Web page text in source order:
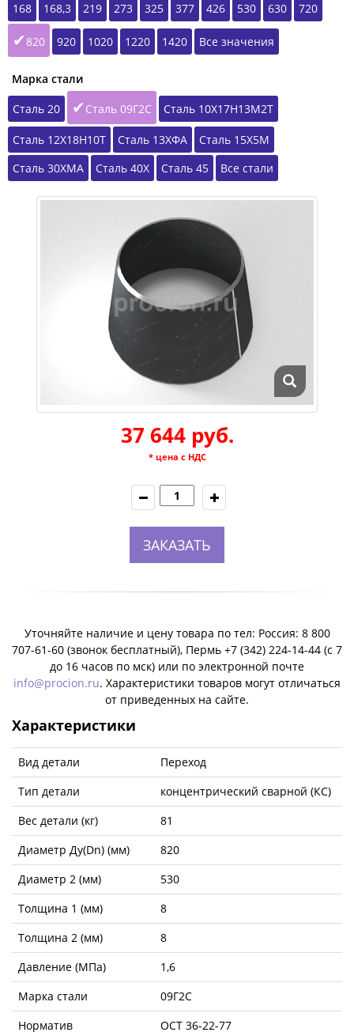
168
168,3 219 273 325 377 426 530 630 720
820 920 1020 1220 1420 Все значения
Марка стали
Сталь 20
Сталь 09Г2С Сталь 10Х17Н13М2Т
Сталь 12Х18Н10Т Сталь 13ХФА
Сталь 15Х5М
Сталь 30ХМА
Сталь 40Х Сталь 45 Все стали
37 644 руб.
* цена с НДС
ЗАКАЗАТЬ
Уточняйте наличие и цену товара по тел: Россия: 8 800
707-61-60 (звонок бесплатный), Пермь +7 (342) 224-14-44 (c 7
до 16 часов по мск) или по электронной почте
info@procion.ru. Характеристики товаров могут отличаться
от приведенных на сайте.
Характеристики
Вид детали
Переход
Тип детали
концентрический сварной (КС)
Вес детали (кг)
81
Диаметр Ду(Dn) (мм)
820
Диаметр 2 (мм)
530
Толщина 1 (мм)
8
Толщина 2 (мм)
8
Давление (МПа)
1,6
Марка стали
09Г2С
Норматив
ОСТ 36-22-77